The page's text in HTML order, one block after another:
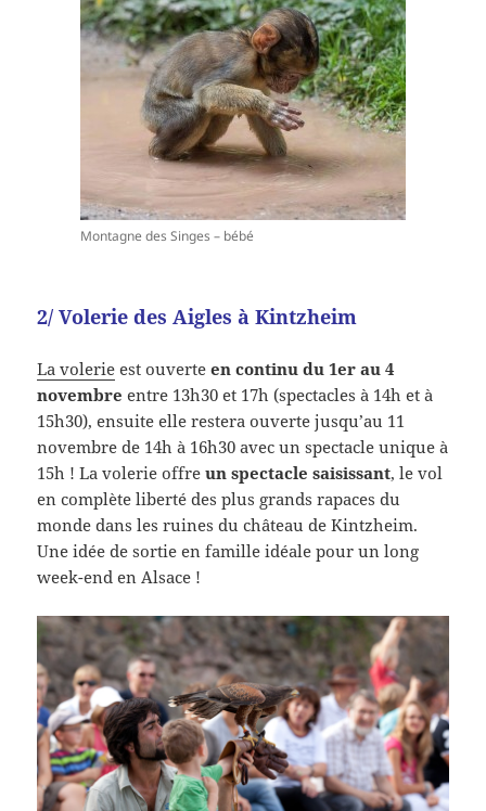
Montagne des Singes – bébé
2/ Volerie des Aigles à Kintzheim
La volerie est ouverteen continu du 1er au 4
novembre entre 13h30 et 17h (spectacles à 14h et à
15h30), ensuite elle restera ouverte jusqu’au 11
novembre de 14h à 16h30 avec un spectacle unique à
15h ! La volerie offreun spectacle saisissant, le vol
en complète liberté des plus grands rapaces du
monde dans les ruines du château de Kintzheim.
Une idée de sortie en famille idéale pour un long
week-end en Alsace !